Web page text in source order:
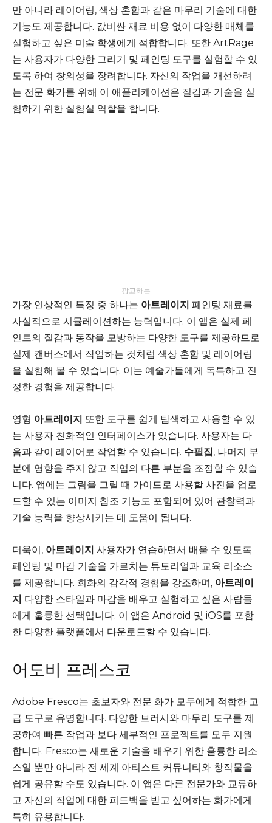
만 아니라 레이어링, 색상 혼합과 같은 마무리 기술에 대한
기능도 제공합니다. 값비싼 재료 비용 없이 다양한 매체를
실험하고 싶은 미술 학생에게 적합합니다. 또한 ArtRage
는 사용자가 다양한 그리기 및 페인팅 도구를 실험할 수 있
도록 하여 창의성을 장려합니다. 자신의 작업을 개선하려
는 전문 화가를 위해 이 애플리케이션은 질감과 기술을 실
험하기 위한 실험실 역할을 합니다.
광고하는
가장 인상적인 특징 중 하나는 아트레이지 페인팅 재료를
사실적으로 시뮬레이션하는 능력입니다. 이 앱은 실제 페
인트의 질감과 동작을 모방하는 다양한 도구를 제공하므로
실제 캔버스에서 작업하는 것처럼 색상 혼합 및 레이어링
을 실험해 볼 수 있습니다. 이는 예술가들에게 독특하고 진
정한 경험을 제공합니다.
영형 아트레이지 또한 도구를 쉽게 탐색하고 사용할 수 있
는 사용자 친화적인 인터페이스가 있습니다. 사용자는 다
음과 같이 레이어로 작업할 수 있습니다. 수필집, 나머지 부
분에 영향을 주지 않고 작업의 다른 부분을 조정할 수 있습
니다. 앱에는 그림을 그릴 때 가이드로 사용할 사진을 업로
드할 수 있는 이미지 참조 기능도 포함되어 있어 관찰력과
기술 능력을 향상시키는 데 도움이 됩니다.
더욱이, 아트레이지 사용자가 연습하면서 배울 수 있도록
페인팅 및 마감 기술을 가르치는 튜토리얼과 교육 리소스
를 제공합니다. 회화의 감각적 경험을 강조하며, 아트레이
지 다양한 스타일과 마감을 배우고 실험하고 싶은 사람들
에게 훌륭한 선택입니다. 이 앱은 Android 및 iOS를 포함
한 다양한 플랫폼에서 다운로드할 수 있습니다.
어도비 프레스코
Adobe Fresco는 초보자와 전문 화가 모두에게 적합한 고
급 도구로 유명합니다. 다양한 브러시와 마무리 도구를 제
공하여 빠른 작업과 보다 세부적인 프로젝트를 모두 지원
합니다. Fresco는 새로운 기술을 배우기 위한 훌륭한 리소
스일 뿐만 아니라 전 세계 아티스트 커뮤니티와 창작물을
쉽게 공유할 수도 있습니다. 이 앱은 다른 전문가와 교류하
고 자신의 작업에 대한 피드백을 받고 싶어하는 화가에게
특히 유용합니다.